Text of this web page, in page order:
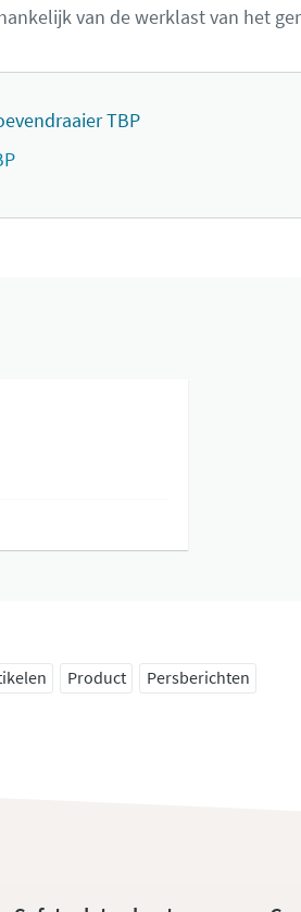
van de werklast van het
TBP
Product Persberichten